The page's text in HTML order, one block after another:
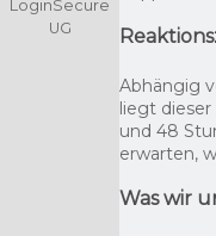
LoginSecure
UG
Abhängig
liegt
und 48
erwarten,
Was wir